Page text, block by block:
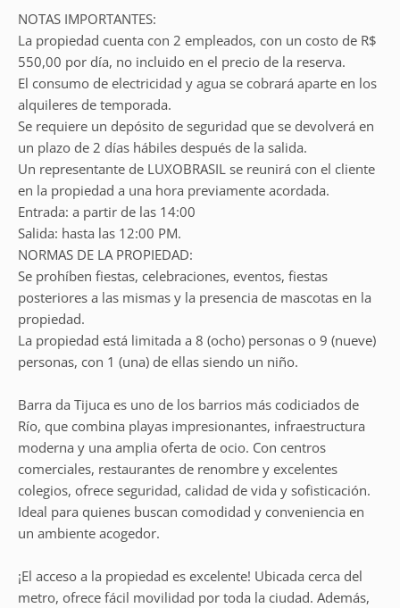
NOTAS IMPORTANTES:
La propiedad cuenta con 2 empleados, con un costo de R$
550,00 por día, no incluido en el precio de la reserva.
El consumo de electricidad y agua se cobrará aparte en los
alquileres de temporada.
Se requiere un depósito de seguridad que se devolverá en
un plazo de 2 días hábiles después de la salida.
Un representante de LUXOBRASIL se reunirá con el cliente
en la propiedad a una hora previamente acordada.
Entrada: a partir de las 14:00
Salida: hasta las 12:00 PM.
NORMAS DE LA PROPIEDAD:
Se prohíben fiestas, celebraciones, eventos, fiestas
posteriores a las mismas y la presencia de mascotas en la
propiedad.
La propiedad está limitada a 8 (ocho) personas o 9 (nueve)
personas, con 1 (una) de ellas siendo un niño.
Barra da Tijuca es uno de los barrios más codiciados de
Río, que combina playas impresionantes, infraestructura
moderna y una amplia oferta de ocio. Con centros
comerciales, restaurantes de renombre y excelentes
colegios, ofrece seguridad, calidad de vida y sofisticación.
Ideal para quienes buscan comodidad y conveniencia en
un ambiente acogedor.
¡El acceso a la propiedad es excelente! Ubicada cerca del
metro, ofrece fácil movilidad por toda la ciudad. Además,